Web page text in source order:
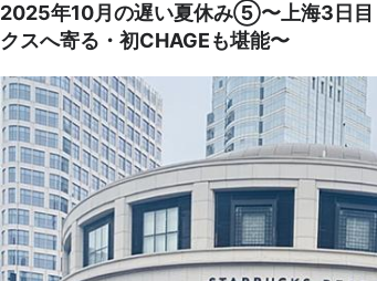
2025年10月の遅い夏休み⑤〜上海3日目
クスへ寄る・初CHAGEも堪能〜